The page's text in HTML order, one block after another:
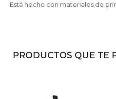
-Está hecho con materiales de
PRODUCTOS QUE TE